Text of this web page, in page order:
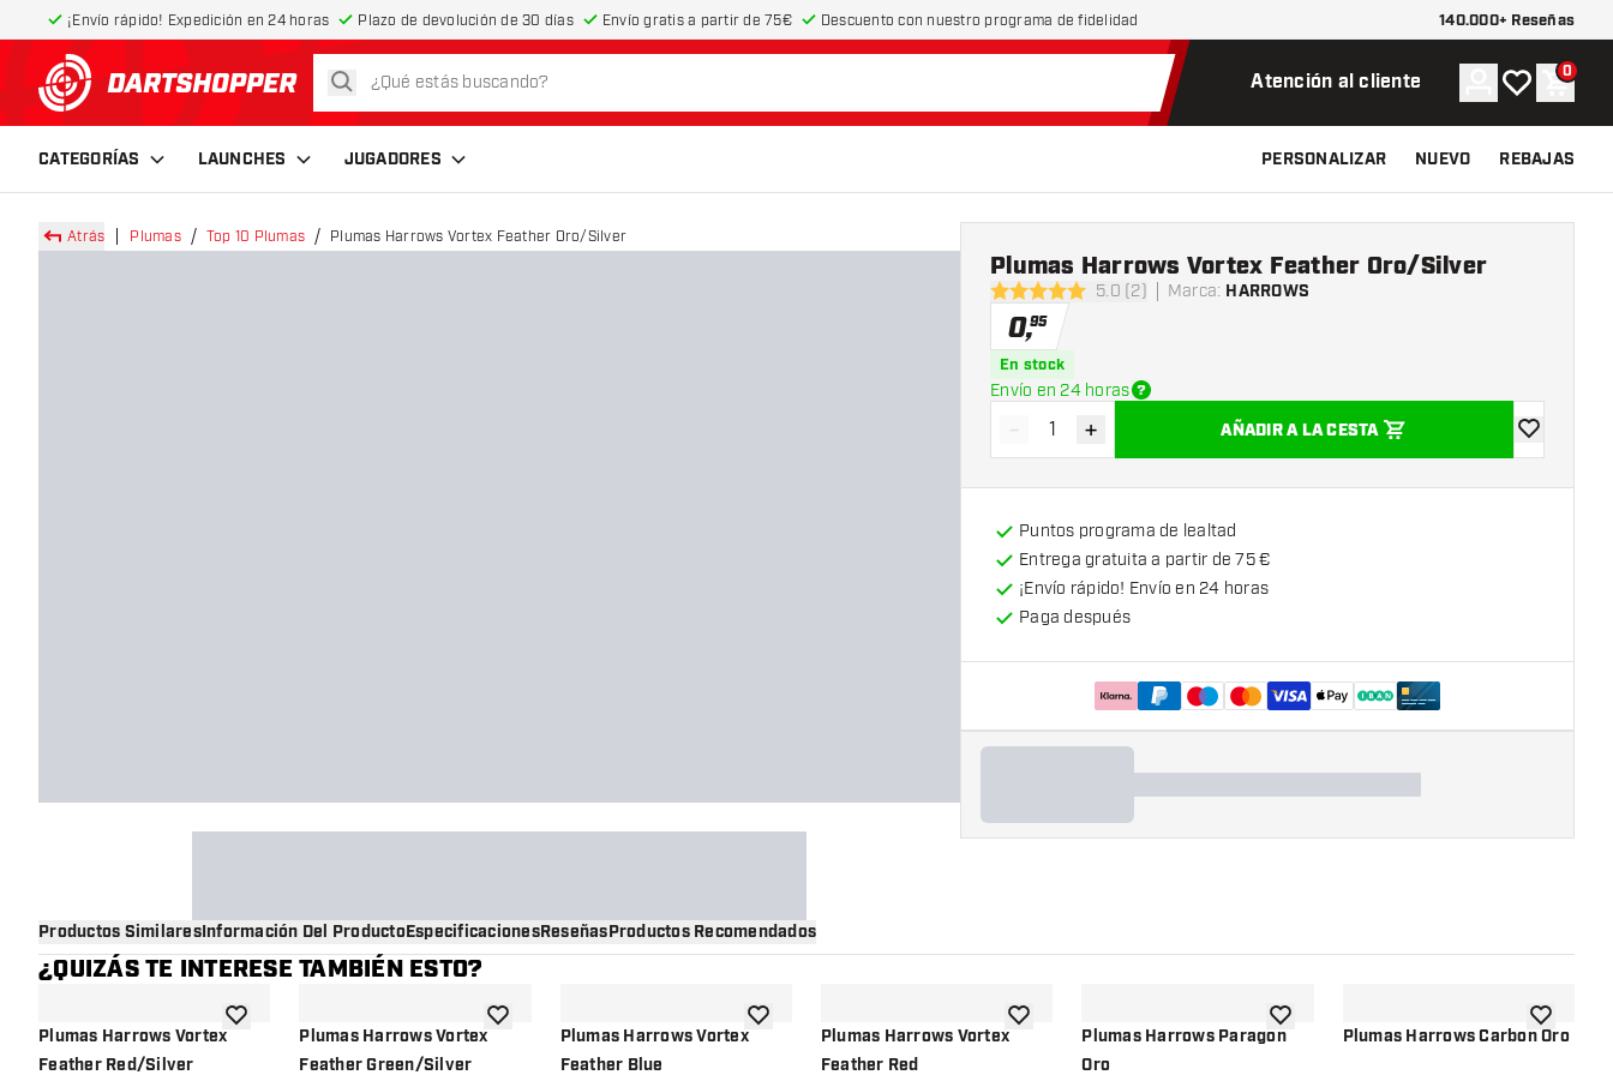
¡Envío rápido! Expedición en 24 horas Plazo de devolución de 30 días Envío gratis a partir de 75€ Descuento con nuestro programa de fidelidad 140.000+ Reseñas
volver a la página de inicio
buscar Atención al cliente Cuenta
Mi lista de
0
CATEGORÍAS LAUNCHES JUGADORES PERSONALIZAR NUEVO REBAJAS
Atrás Plumas Top 10 Plumas Plumas Harrows Vortex Feather Oro/Silver
5 estrellas de puntuación
5.0 (2) Marca: HARROWS
Plumas Harrows Vortex Feather Oro/Silver
0,95
En stock
Envío en 24 horas
Disminuir cantidad
- Aumentar cantidad
+ AÑADIR A LA CESTA
añadir a la
Puntos programa de lealtad
Entrega gratuita a partir de 75 €
¡Envío rápido! Envío en 24 horas
Paga después
Productos SimilaresInformación Del ProductoEspecificacionesReseñasProductos Recomendados
¿QUIZÁS TE INTERESE TAMBIÉN ESTO?
Plumas Harrows Vortex
Feather Red/Silver
añadir a la lista de deseos
Plumas Harrows Vortex
Feather Green/Silver
añadir a la lista de deseos
Plumas Harrows Vortex
Feather Blue
añadir a la lista de deseos
Plumas Harrows Vortex
Feather Red
añadir a la lista de deseos
Plumas Harrows Paragon
Oro
añadir a la lista de deseos
Plumas Harrows Carbon Oro
añadir a la